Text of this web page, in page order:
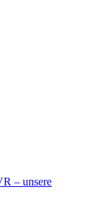
– unsere